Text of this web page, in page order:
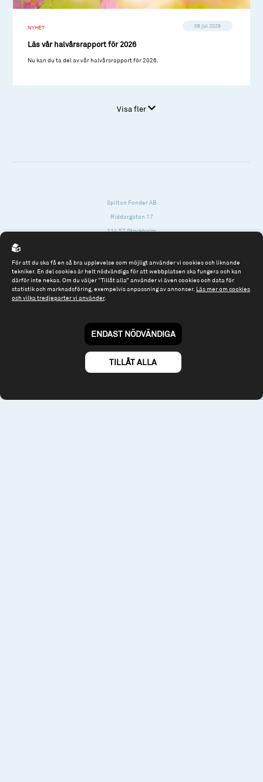
NYHET 08 jul 2026
Läs vår halvårsrapport för 2026
Nu kan du ta del av vår halvårsrapport för 2026.
Visa fler
Spiltan Fonder AB
Riddargatan 17
114 57 Stockholm
Tel: 08 - 545 813 40
Till spiltan.se
© 2026 - Spiltan Fonder AB
By Sphinxly
För att du ska få en så bra upplevelse som möjligt använder vi cookies och liknande
tekniker. En del cookies är helt nödvändiga för att webbplatsen ska fungera och kan
därför inte nekas. Om du väljer “Tillåt alla” använder vi även cookies och data för
statistik och marknadsföring, exempelvis anpassning av annonser. Läs mer om cookies
och vilka tredjeparter vi använder.
ENDAST NÖDVÄNDIGA
TILLÅT ALLA